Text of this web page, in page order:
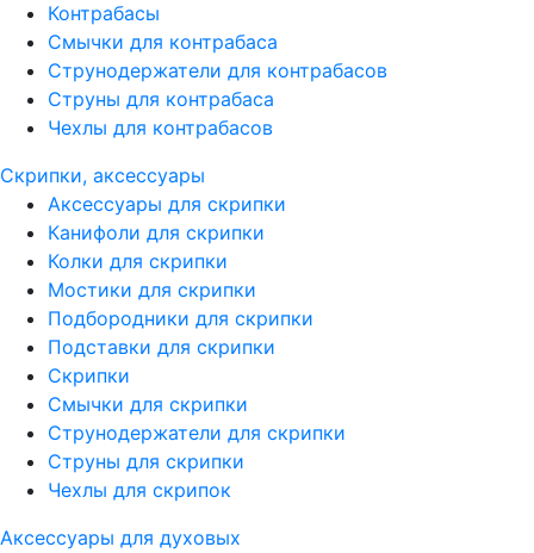
Контрабасы
Смычки для контрабаса
Струнодержатели для контрабасов
Струны для контрабаса
Чехлы для контрабасов
Скрипки, аксессуары
Аксессуары для скрипки
Канифоли для скрипки
Колки для скрипки
Мостики для скрипки
Подбородники для скрипки
Подставки для скрипки
Скрипки
Смычки для скрипки
Струнодержатели для скрипки
Струны для скрипки
Чехлы для скрипок
Аксессуары для духовых